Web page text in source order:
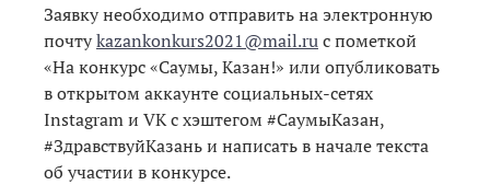
Заявку необходимо отправить на электронную
почтуkazankonkurs2021@mail.ruс пометкой
«На конкурс «Саумы, Казан!» или опубликовать
в открытом аккаунте социальных-сетях
Instagram и VK с хэштегом #СаумыКазан,
#ЗдравствуйКазань и написать в начале текста
об участии в конкурсе.